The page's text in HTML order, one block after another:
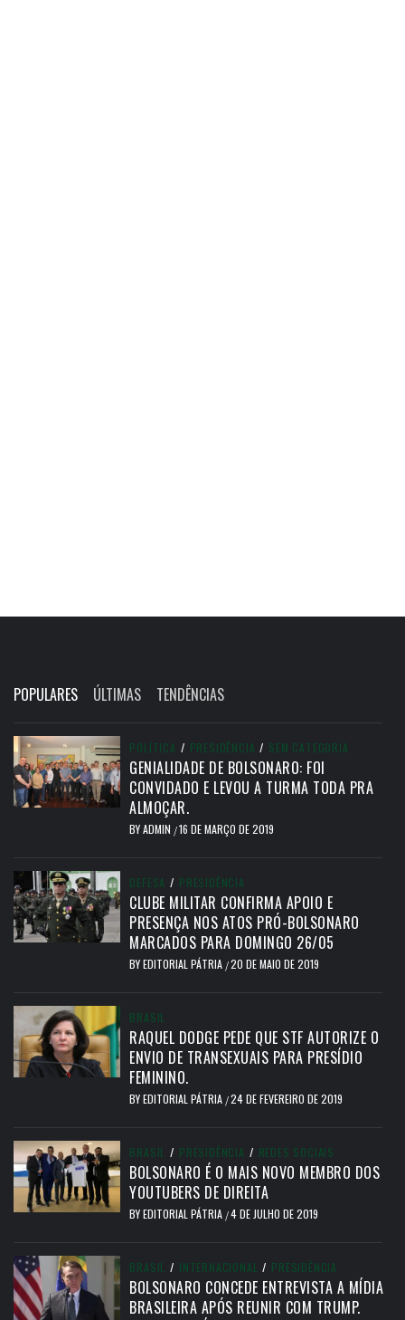
POPULARES ÚLTIMAS TENDÊNCIAS
POLÍTICA / PRESIDÊNCIA / SEM CATEGORIA
GENIALIDADE DE BOLSONARO: FOI
CONVIDADO E LEVOU A TURMA TODA PRA
ALMOÇAR.
BYADMIN /16 DE MARÇO DE 2019
DEFESA / PRESIDÊNCIA
CLUBE MILITAR CONFIRMA APOIO E
PRESENÇA NOS ATOS PRÓ-BOLSONARO
MARCADOS PARA DOMINGO 26/05
BYEDITORIAL PÁTRIA /20 DE MAIO DE 2019
BRASIL
RAQUEL DODGE PEDE QUE STF AUTORIZE O
ENVIO DE TRANSEXUAIS PARA PRESÍDIO
FEMININO.
BYEDITORIAL PÁTRIA /24 DE FEVEREIRO DE 2019
BRASIL / PRESIDÊNCIA / REDES SOCIAIS
BOLSONARO É O MAIS NOVO MEMBRO DOS
YOUTUBERS DE DIREITA
BYEDITORIAL PÁTRIA /4 DE JULHO DE 2019
BRASIL / INTERNACIONAL / PRESIDÊNCIA
BOLSONARO CONCEDE ENTREVISTA A MÍDIA
BRASILEIRA APÓS REUNIR COM TRUMP.